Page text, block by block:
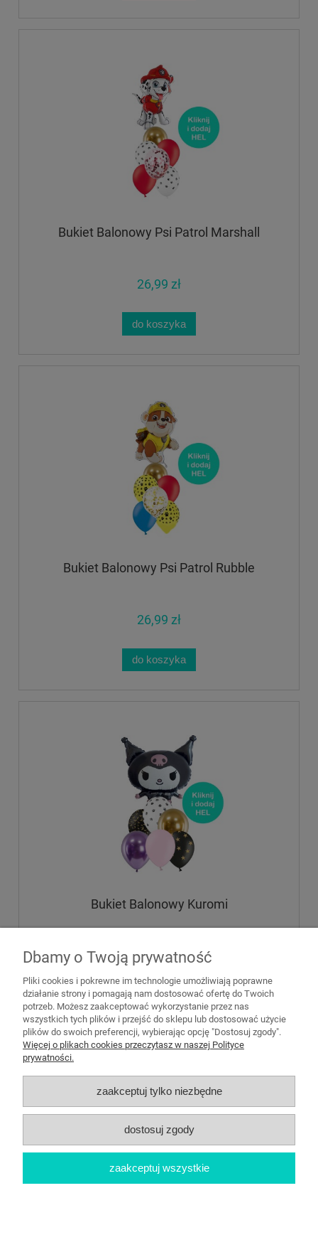
Bukiet Balonowy Psi Patrol Marshall
26,99 zł
do koszyka
Bukiet Balonowy Psi Patrol Rubble
26,99 zł
do koszyka
Bukiet Balonowy Kuromi
26,99 zł
do koszyka
Dbamy o Twoją prywatność
Pliki cookies i pokrewne im technologie umożliwiają poprawne
działanie strony i pomagają nam dostosować ofertę do Twoich
potrzeb. Możesz zaakceptować wykorzystanie przez nas
wszystkich tych plików i przejść do sklepu lub dostosować użycie
plików do swoich preferencji, wybierając opcję "Dostosuj zgody".
Więcej o plikach cookies przeczytasz w naszej Polityce
prywatności.
zaakceptuj tylko niezbędne
dostosuj zgody
zaakceptuj wszystkie